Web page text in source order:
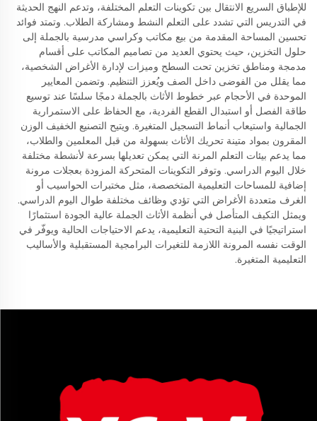
للإطباق السريع الانتقال بين تكوينات التعلم المختلفة، وتدعم النهج الحديثة
في التدريس التي تشدد على التعلم النشط ومشاركة الطلاب. وتمتد فوائد
تحسين المساحة المقدمة من بيع مكاتب وكراسي مدرسية بالجملة إلى
حلول التخزين، حيث يحتوي العديد من تصاميم المكاتب على أقسام
مدمجة ومناطق تخزين تحت السطح وميزات لإدارة الأغراض الشخصية،
مما يقلل من الفوضى داخل الصف ويُعزز التنظيم. وتضمن المعايير
الموحدة في الأحجام عبر خطوط الأثاث بالجملة دمجًا سلسًا عند توسيع
طاقة الفصل أو استبدال القطع الفردية، مع الحفاظ على الاستمرارية
الجمالية واستيعاب أنماط التسجيل المتغيرة. ويتيح التصنيع الخفيف الوزن
المقرون بمواد متينة تحريك الأثاث بسهولة من قبل المعلمين والطلاب،
مما يدعم بيئات التعلم المرنة التي يمكن تعديلها بسرعة لأنشطة مختلفة
خلال اليوم الدراسي. وتوفر التكوينات المتحركة المزودة بعجلات مرونة
إضافية للمساحات التعليمية المتخصصة، مثل مختبرات الحواسيب أو
الغرف متعددة الأغراض التي تؤدي وظائف مختلفة طوال اليوم الدراسي.
ويمثل التكيف المتأصل في أنظمة الأثاث الجملة عالية الجودة استثمارًا
استراتيجيًا في البنية التحتية التعليمية، يدعم الاحتياجات الحالية ويوفّر في
الوقت نفسه المرونة اللازمة للتغيرات البرامجية المستقبلية والأساليب
التعليمية المتغيرة.